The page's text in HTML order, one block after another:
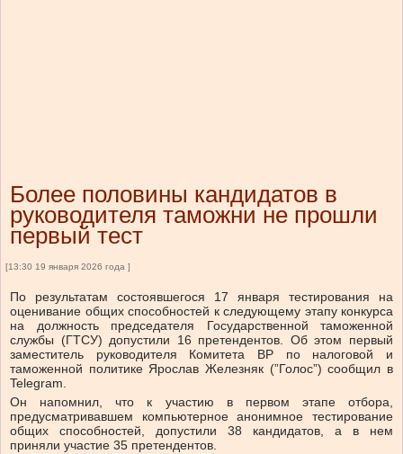
Более половины кандидатов в
руководителя таможни не прошли
первый тест
[13:30 19 января 2026 года ]
По результатам состоявшегося 17 января тестирования на
оценивание общих способностей к следующему этапу конкурса
на должность председателя Государственной таможенной
службы (ГТСУ) допустили 16 претендентов. Об этом первый
заместитель руководителя Комитета ВР по налоговой и
таможенной политике Ярослав Железняк (”Голос”) сообщил в
Telegram.
Он напомнил, что к участию в первом этапе отбора,
предусматривавшем компьютерное анонимное тестирование
общих способностей, допустили 38 кандидатов, а в нем
приняли участие 35 претендентов.